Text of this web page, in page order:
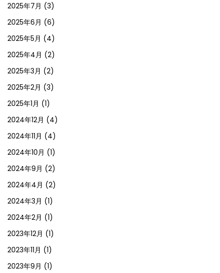
2025年7月 (3)
2025年6月 (6)
2025年5月 (4)
2025年4月 (2)
2025年3月 (2)
2025年2月 (3)
2025年1月 (1)
2024年12月 (4)
2024年11月 (4)
2024年10月 (1)
2024年9月 (2)
2024年4月 (2)
2024年3月 (1)
2024年2月 (1)
2023年12月 (1)
2023年11月 (1)
2023年9月 (1)